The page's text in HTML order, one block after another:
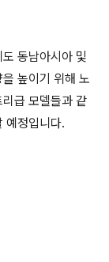
동남아시아 및
높이기 위해 노
급 모델들과 같
예정입니다.